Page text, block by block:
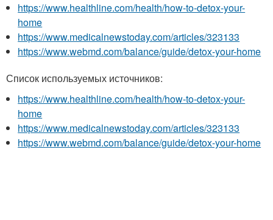
https://www.healthline.com/health/how-to-detox-your-
home
https://www.medicalnewstoday.com/articles/323133
https://www.webmd.com/balance/guide/detox-your-home
Список используемых источников:
https://www.healthline.com/health/how-to-detox-your-
home
https://www.medicalnewstoday.com/articles/323133
https://www.webmd.com/balance/guide/detox-your-home